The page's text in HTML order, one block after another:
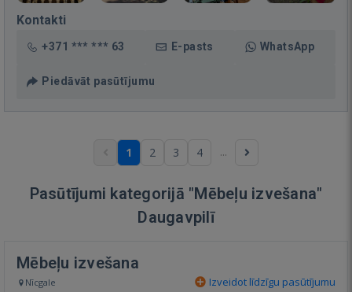
Kontakti
+371 *** *** 63 E-pasts WhatsApp
Piedāvāt pasūtījumu
1 2 3 4 ...
Pasūtījumi kategorijā "Mēbeļu izvešana"
Daugavpilī
Mēbeļu izvešana
Nīcgale Izveidot līdzīgu pasūtījumu